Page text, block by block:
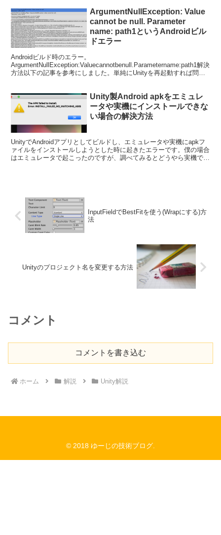
ArgumentNullException: Value
cannot be null. Parameter
name: path1というAndroidビル
ドエラー
Androidビルド時のエラー。
ArgumentNullException:Valuecannotbenull.Parametername:path1解決
方法以下の記事を参考にしました。単純にUnityを再起動すれば問題
Unity製Android apkをエミュレ
ータや実機にインストールできな
い場合の解決方法
UnityでAndroidアプリとしてビルドし、エミュレータや実機にapkフ
ァイルをインストールしようとした時に起きたエラーです。僕の場合
はエミュレータで起こったのですが、調べてみるとどうやら実機でも
InputFieldでBestFitを使う(Wrapにする)方
法
Unityのプロジェクト名を変更する方法
コメント
コメントを書き込む
ホーム 解説 Unity解説
© 2018 ゆーじの技術ブログ.